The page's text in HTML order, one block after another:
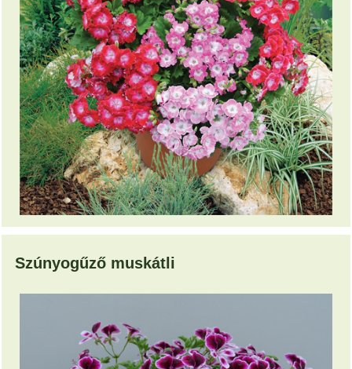
Szúnyogűző muskátli